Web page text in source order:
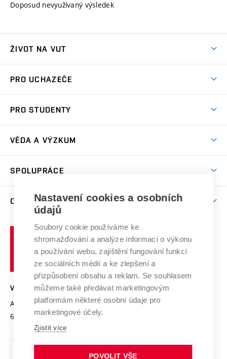
Doposud nevyužívaný výsledek
ŽIVOT NA VUT
Koleje
Sport na VUT
Brno
PRO UCHAZEČE
Dny otevřených dveří
Celoživotní vzdělávání
E-přihláška
PRO STUDENTY
Harmonogram akademického roku
Závěrečné práce
Doktorské studium
Zpracování osobních údajů studentů
Sociální bezpečí
Studium bez bariér
Podpora podnikání
VĚDA A VÝZKUM
Mezinárodní vědecká rada
Systém zajišťování kvality výzkumu
Výzkumné infrastruktury
Transfer znalostí
Open Science
Projekty
Projekty ze strukturálních fondů
Specifický výzkum
SPOLUPRÁCE
Zahraniční spolupráce
Spolupráce se školami
Služby univerzity
Mezinárodní dohody
Univerzitní sítě
O UNIVERZITĚ
Profil univerzity
Udržitelná univerzita
Podnikavá univerzita / ContriBUTe
Bezpečná univerzita
Vyznamenání
Organizační struktura
Ochrana osobních údajů
učení
technické
VYSOKÉ UČENÍ TECHNICKÉ V BRNĚ
Antonínská 548/1
602 00 Brno
www.vut.cz
vut@vutbr.cz
Nastavení cookies a osobních
údajů
Soubory cookie používáme ke
shromažďování a analýze informací o výkonu
a používání webu, zajištění fungování funkcí
ze sociálních médií a ke zlepšení a
přizpůsobení obsahu a reklam. Se souhlasem
můžeme také předávat marketingovým
platformám některé osobní údaje pro
marketingové účely.
Zjistit více
POVOLIT VŠE